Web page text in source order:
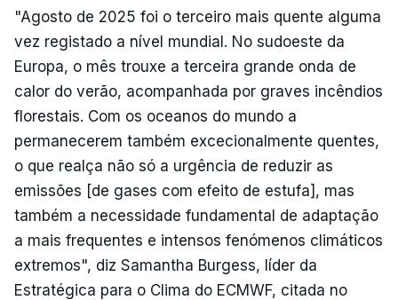
"Agosto de 2025 foi o terceiro mais quente alguma
vez registado a nível mundial. No sudoeste da
Europa, o mês trouxe a terceira grande onda de
calor do verão, acompanhada por graves incêndios
florestais. Com os oceanos do mundo a
permanecerem também excecionalmente quentes,
o que realça não só a urgência de reduzir as
emissões [de gases com efeito de estufa], mas
também a necessidade fundamental de adaptação
a mais frequentes e intensos fenómenos climáticos
extremos", diz Samantha Burgess, líder da
Estratégica para o Clima do ECMWF, citada no